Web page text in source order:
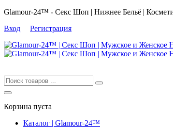
Glamour-24™ - Секс Шоп | Нижнее Бельё |
Вход
Регистрация
Корзина пуста
Каталог | Glamour-24™